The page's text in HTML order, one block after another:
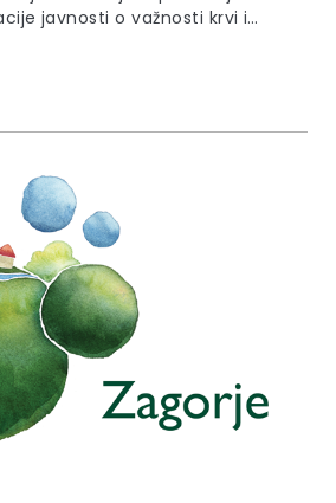
javnosti o važnosti krvi i